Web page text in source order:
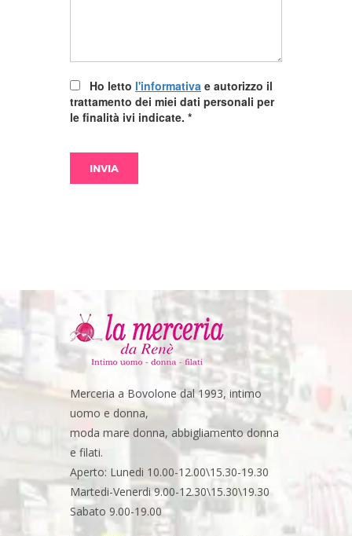
Ho letto l'informativa e autorizzo il
trattamento dei miei dati personali per
le finalità ivi indicate. *
Merceria a Bovolone dal 1993, intimo
uomo e donna,
moda mare donna, abbigliamento donna
e filati.
Aperto: Lunedi 10.00-12.00\15.30-19.30
Martedi-Venerdi 9.00-12.30\15.30\19.30
Sabato 9.00-19.00